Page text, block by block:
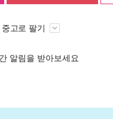
중고로 팔기
알림을 받아보세요